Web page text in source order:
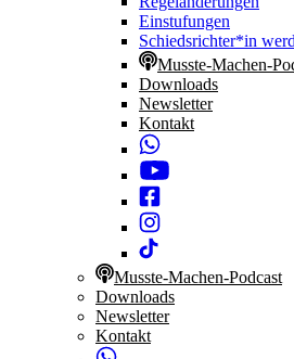
Einstufungen
Schiedsrichter*in
Musste-Machen-
Downloads
Newsletter
Kontakt
Musste-Machen-Podcast
Downloads
Newsletter
Kontakt